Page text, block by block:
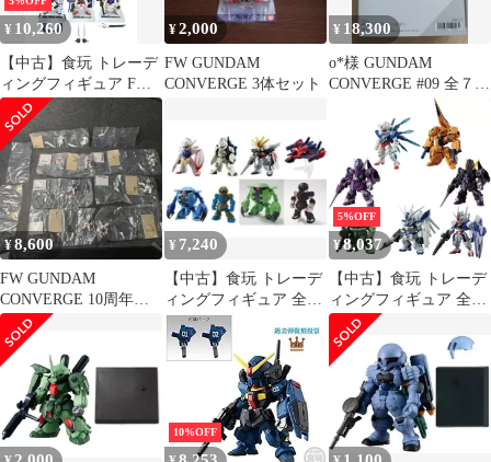
¥ 10,260
【中古】食玩 トレーデ
ィングフィギュア FW
GUNDAM CONVERGE
10周年 ANOTHER
CENTURY SET プレミ
アムバンダイ限定
¥2,000
FW GUNDAM
CONVERGE 3体セット
¥ 18,300
o*様 GUNDAM
CONVERGE #09 全７
種、１０個入り
¥8,600
FW GUNDAM
CONVERGE 10周年
ANOTHER CENTURY
¥ 7,240
【中古】食玩 トレーデ
ィングフィギュア 全8
種セット 「FW
GUNDAM
CONVERGE17」
5%OFF
¥8,037
【中古】食玩 トレーデ
ィングフィギュア 全7
種セット 「FW
GUNDAM CONVERGE
10周年 ♯SELECTION
10%OFF